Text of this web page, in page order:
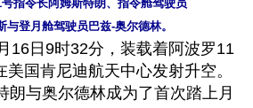
指令长阿姆斯特朗、指令舱驾驶员
与登月舱驾驶员巴兹-奥尔德林。
16日9时32分，装载着阿波罗11
国肯尼迪航天中心发射升空。
朗与奥尔德林成为了首次踏上月